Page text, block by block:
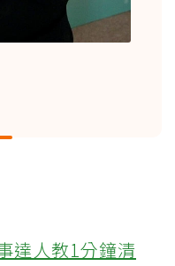
達人教1分鐘清